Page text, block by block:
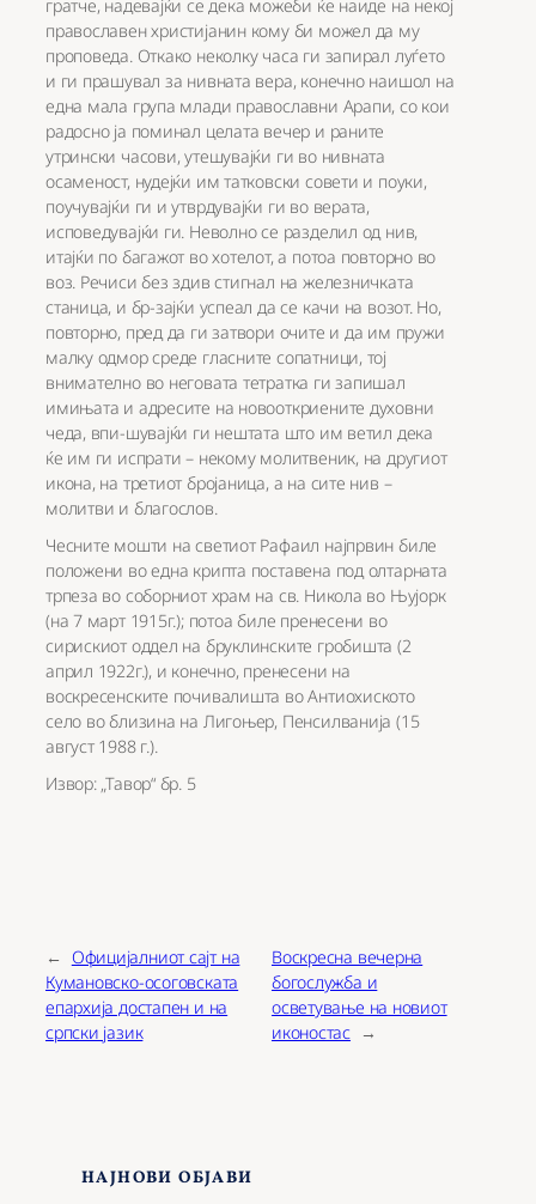
гратче, надевајќи се дека можеби ќе наиде на некој
православен христијанин кому би можел да му
проповеда. Откако неколку часа ги запирал луѓето
и ги прашувал за нивната вера, конечно наишол на
една мала група млади православни Арапи, со кои
радосно ја поминал целата вечер и раните
утрински часови, утешувајќи ги во нивната
осаменост, нудејќи им татковски совети и поуки,
поучувајќи ги и утврдувајќи ги во верата,
исповедувајќи ги. Неволно се разделил од нив,
итајќи по багажот во хотелот, а потоа повторно во
воз. Речиси без здив стигнал на железничката
станица, и бр-зајќи успеал да се качи на возот. Но,
повторно, пред да ги затвори очите и да им пружи
малку одмор среде гласните сопатници, тој
внимателно во неговата тетратка ги запишал
имињата и адресите на новооткриените духовни
чеда, впи-шувајќи ги нештата што им ветил дека
ќе им ги испрати – некому молитвеник, на другиот
икона, на третиот бројаница, а на сите нив –
молитви и благослов.
Чесните мошти на светиот Рафаил најпрвин биле
положени во една крипта поставена под олтарната
трпеза во соборниот храм на св. Никола во Њујорк
(на 7 март 1915г.); потоа биле пренесени во
сирискиот оддел на бруклинските гробишта (2
април 1922г.), и конечно, пренесени на
воскресенските почивалишта во Антиохиското
село во близина на Лигоњер, Пенсилванија (15
август 1988 г.).
Извор: „Тавор“ бр. 5
←
Официјалниот сајт на
Кумановско-осоговската
епархија достапен и на
српски јазик
Воскресна вечерна
богослужба и
осветување на новиот
иконостас →
НАЈНОВИ ОБЈАВИ